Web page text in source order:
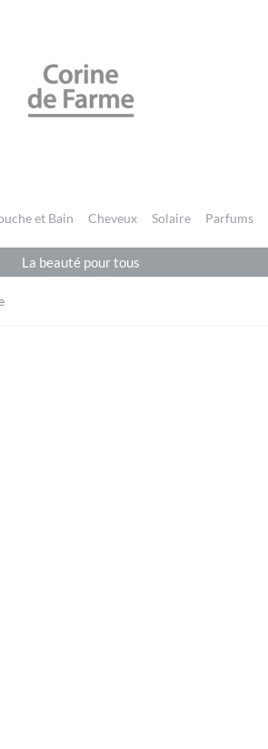
et Bain Cheveux Solaire Parfums
La beauté pour tous